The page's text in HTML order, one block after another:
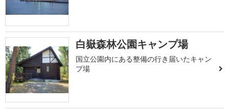
白嶽森林公園キャンプ場
国立公園内にある整備の行き届いたキャン
プ場